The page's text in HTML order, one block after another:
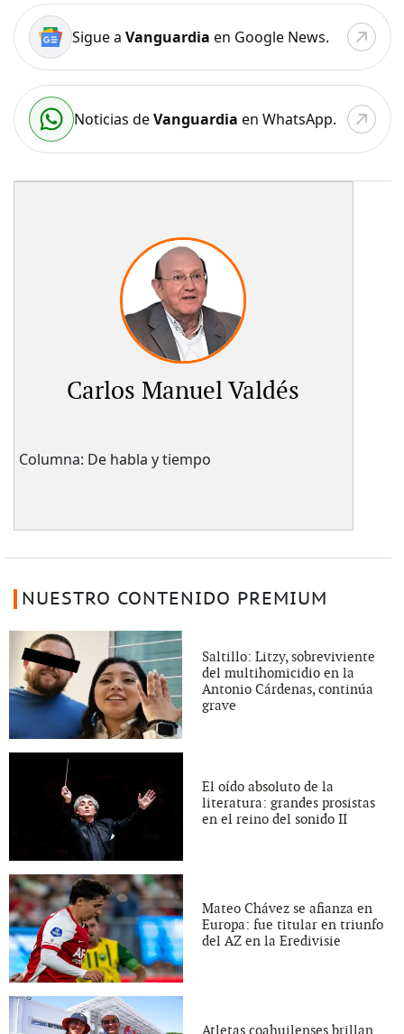
Sigue a Vanguardia en Google News.
Noticias deVanguardia en WhatsApp.
Carlos Manuel Valdés
Columna: De habla y tiempo
NUESTRO CONTENIDO PREMIUM
Saltillo: Litzy, sobreviviente
del multihomicidio en la
Antonio Cárdenas, continúa
grave
El oído absoluto de la
literatura: grandes prosistas
en el reino del sonido II
Mateo Chávez se afianza en
Europa: fue titular en triunfo
del AZ en la Eredivisie
Atletas coahuilenses brillan